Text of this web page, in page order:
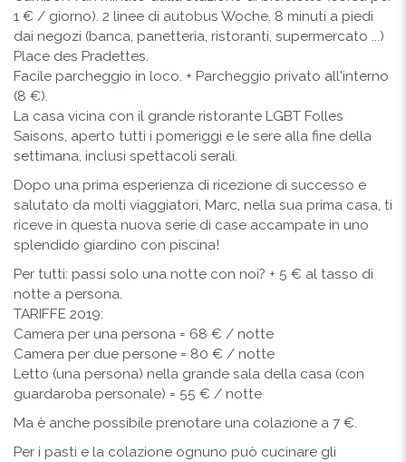
1 € / giorno). 2 linee di autobus Woche. 8 minuti a piedi
dai negozi (banca, panetteria, ristoranti, supermercato ...)
Place des Pradettes.
Facile parcheggio in loco. + Parcheggio privato all'interno
(8 €).
La casa vicina con il grande ristorante LGBT Folles
Saisons, aperto tutti i pomeriggi e le sere alla fine della
settimana, inclusi spettacoli serali.
Dopo una prima esperienza di ricezione di successo e
salutato da molti viaggiatori, Marc, nella sua prima casa, ti
riceve in questa nuova serie di case accampate in uno
splendido giardino con piscina!
Per tutti: passi solo una notte con noi? + 5 € al tasso di
notte a persona.
TARIFFE 2019:
Camera per una persona = 68 € / notte
Camera per due persone = 80 € / notte
Letto (una persona) nella grande sala della casa (con
guardaroba personale) = 55 € / notte
Ma è anche possibile prenotare una colazione a 7 €.
Per i pasti e la colazione ognuno può cucinare gli